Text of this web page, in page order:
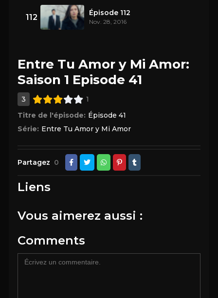
112 Épisode 112
Nov. 28, 2016
Entre Tu Amor y Mi Amor:
Saison 1 Episode 41
3
1
Titre de l'épisode: Épisode 41
Série: Entre Tu Amor y Mi Amor
Partagez 0
Liens
Vous aimerez aussi :
Comments